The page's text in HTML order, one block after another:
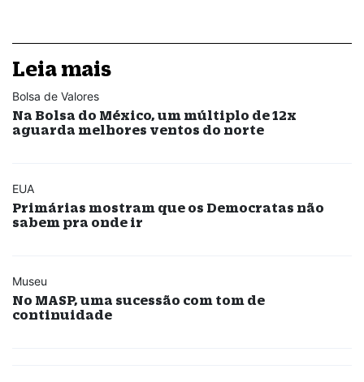
Leia mais
Bolsa de Valores
Na Bolsa do México, um múltiplo de 12x
aguarda melhores ventos do norte
EUA
Primárias mostram que os Democratas não
sabem pra onde ir
Museu
No MASP, uma sucessão com tom de
continuidade